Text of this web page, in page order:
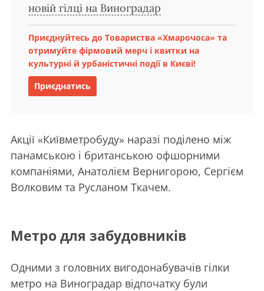
новій гілці на Виноградар
Приєднуйтесь до Товариства «Хмарочоса» та
отримуйте фірмовий мерч і квитки на
культурні й урбаністичні події в Києві!
Приєднатись
Акції «Київметробуду» наразі поділено між
панамською і британською офшорними
компаніями, Анатолієм Вернигорою, Сергієм
Волковим та Русланом Ткачем.
Метро для забудовників
Одними з головних вигодонабувачів гілки
метро на Виноградар відпочатку були